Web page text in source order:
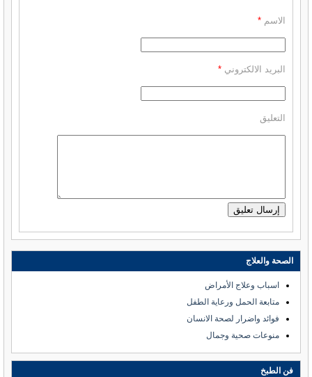
الاسم *
البريد الالكتروني *
التعليق
الصحة والعلاج
اسباب وعلاج الأمراض
متابعة الحمل ورعاية الطفل
فوائد واضرار لصحة الانسان
منوعات صحية وجمال
فن الطبخ